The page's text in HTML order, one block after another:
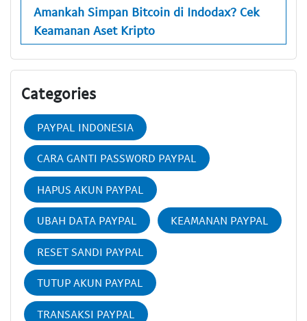
Amankah Simpan Bitcoin di Indodax? Cek
Keamanan Aset Kripto
Categories
PAYPAL INDONESIA
CARA GANTI PASSWORD PAYPAL
HAPUS AKUN PAYPAL
UBAH DATA PAYPAL KEAMANAN PAYPAL
RESET SANDI PAYPAL
TUTUP AKUN PAYPAL
TRANSAKSI PAYPAL